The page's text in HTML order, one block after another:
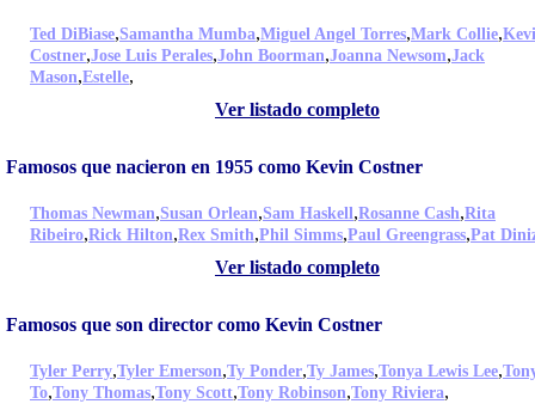
Ted DiBiase,Samantha Mumba,Miguel Angel Torres,Mark Collie,
Costner,Jose Luis Perales,John Boorman,Joanna Newsom,Jack
Mason,Estelle,
Ver listado completo
Famosos que nacieron en 1955 como Kevin Costner
Thomas Newman,Susan Orlean,Sam Haskell,Rosanne Cash,Rita
Ribeiro,Rick Hilton,Rex Smith,Phil Simms,Paul Greengrass,Pat
Ver listado completo
Famosos que son director como Kevin Costner
Tyler Perry,Tyler Emerson,Ty Ponder,Ty James,Tonya Lewis Lee,
To,Tony Thomas,Tony Scott,Tony Robinson,Tony Riviera,